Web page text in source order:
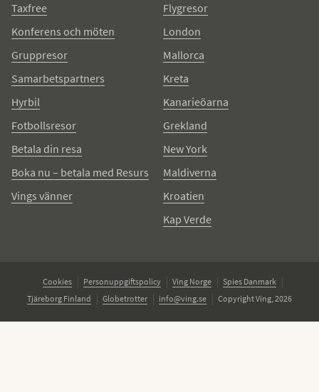
Taxfree
Konferens och möten
Gruppresor
Samarbetspartners
Hyrbil
Fotbollsresor
Betala din resa
Boka nu – betala med Resurs
Vings vänner
Flygresor
London
Mallorca
Kreta
Kanarieöarna
Grekland
New York
Maldiverna
Kroatien
Kap Verde
Cookies Personuppgiftspolicy Ving Norge
Spies Danmark
Tjäreborg Finland
Globetrotter info@ving.se Copyright Ving, 2026